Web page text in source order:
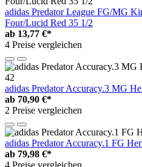
adidas Predator League FG/MG
Four/Lucid Red 35 1/2
ab 13,77 €*
4 Preise vergleichen
adidas Predator Accuracy.3 MG
ab 70,90 €*
2 Preise vergleichen
adidas Predator Accuracy.1 FG
ab 79,98 €*
4 Preise vergleichen